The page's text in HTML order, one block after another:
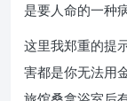
是要人命的一种病
这里我郑重的提
害都是你无法用